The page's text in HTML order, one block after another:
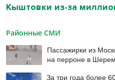
Кыштовки из-за
Районные СМИ
Пассажирки из
на перроне в
За три года более